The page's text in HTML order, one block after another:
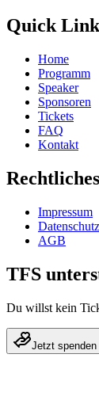
Quick
Home
Programm
Speaker
Sponsoren
Tickets
FAQ
Kontakt
Rechtliches
Impressum
AGB
TFS
Du willst kein
Jetzt spenden